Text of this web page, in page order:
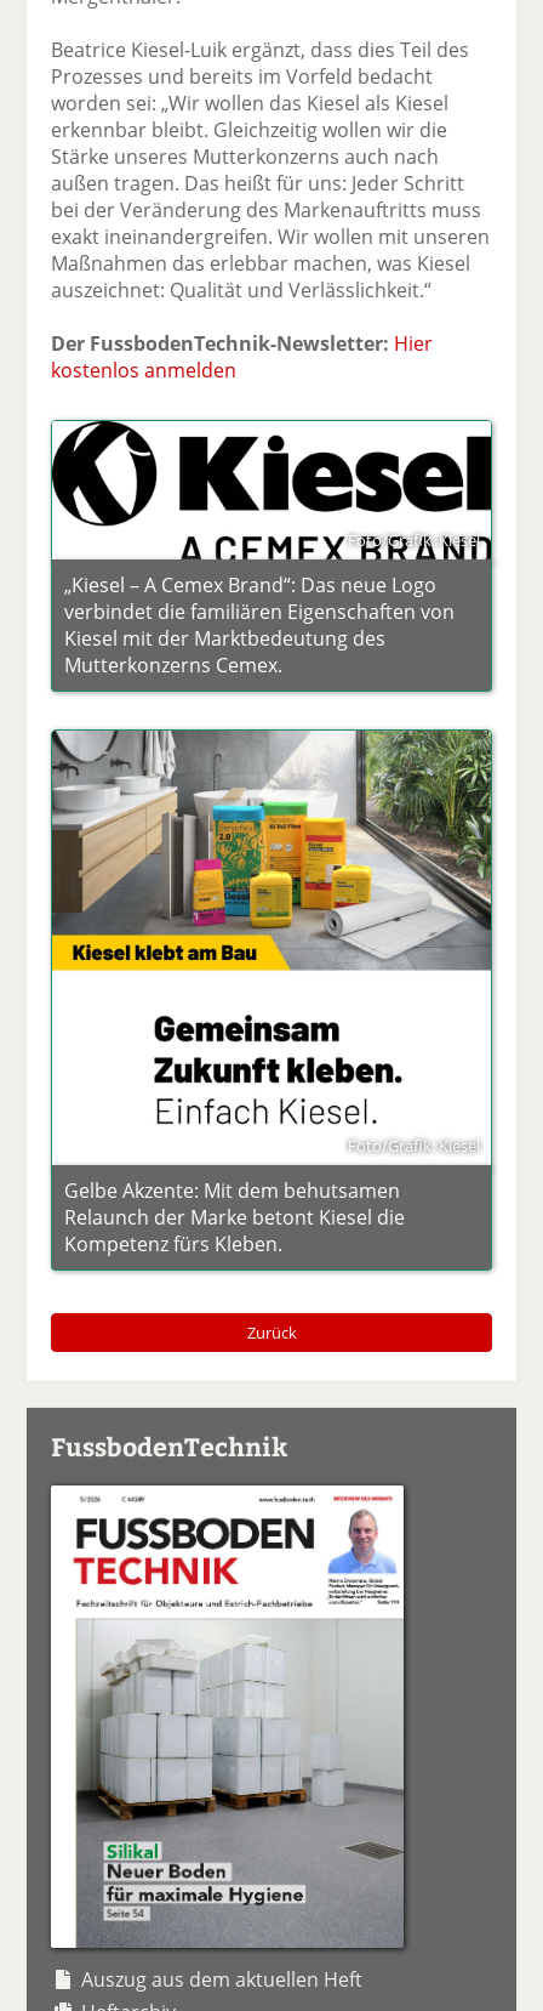
Beatrice Kiesel-Luik ergänzt, dass dies Teil des
Prozesses und bereits im Vorfeld bedacht
worden sei: „Wir wollen das Kiesel als Kiesel
erkennbar bleibt. Gleichzeitig wollen wir die
Stärke unseres Mutterkonzerns auch nach
außen tragen. Das heißt für uns: Jeder Schritt
bei der Veränderung des Markenauftritts muss
exakt ineinandergreifen. Wir wollen mit unseren
Maßnahmen das erlebbar machen, was Kiesel
auszeichnet: Qualität und Verlässlichkeit.“
Der FussbodenTechnik-Newsletter: Hier
kostenlos anmelden
Foto/Grafik: Kiesel
„Kiesel – A Cemex Brand“: Das neue Logo
verbindet die familiären Eigenschaften von
Kiesel mit der Marktbedeutung des
Mutterkonzerns Cemex.
Foto/Grafik: Kiesel
Gelbe Akzente: Mit dem behutsamen
Relaunch der Marke betont Kiesel die
Kompetenz fürs Kleben.
Zurück
FussbodenTechnik
Auszug aus dem aktuellen Heft